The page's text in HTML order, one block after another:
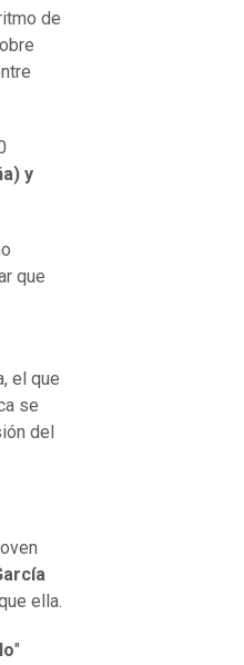
de
y
que
el que
se
del
ella.
"